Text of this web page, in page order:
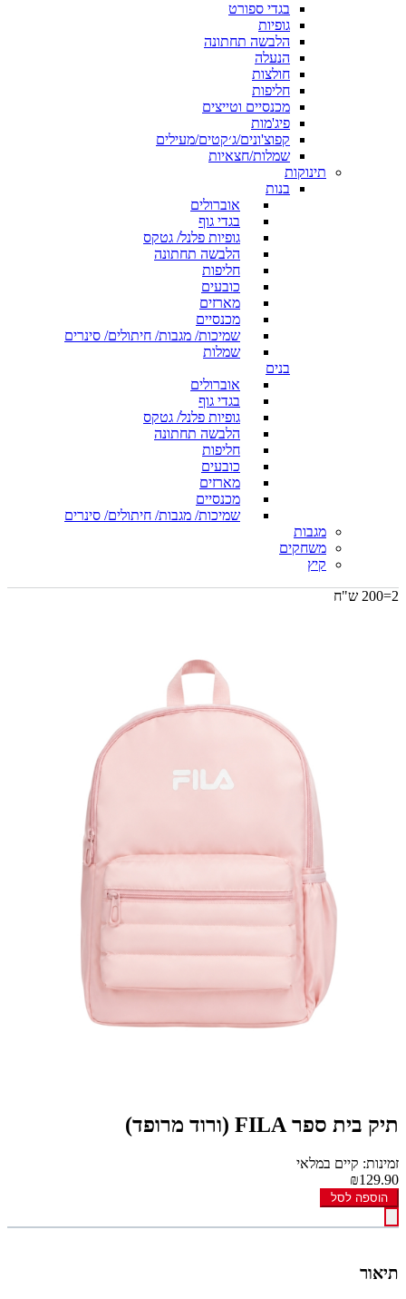
בגדי ספורט
גופיות
הלבשה תחתונה
הנעלה
חולצות
חליפות
מכנסיים וטייצים
פיג'מות
קפוצ'ונים/ג׳קטים/מעילים
שמלות/חצאיות
תינוקות
בנות
אוברולים
בגדי גוף
גופיות פלנל/ גטקס
הלבשה תחתונה
חליפות
כובעים
מארזים
מכנסיים
שמיכות/ מגבות/ חיתולים/ סינרים
שמלות
בנים
אוברולים
בגדי גוף
גופיות פלנל/ גטקס
הלבשה תחתונה
חליפות
כובעים
מארזים
מכנסיים
שמיכות/ מגבות/ חיתולים/ סינרים
מגבות
משחקים
קיץ
2=200 ש"ח
תיק בית ספר FILA (ורוד מרופד)
זמינות: קיים במלאי
₪129.90
הוספה לסל
תיאור